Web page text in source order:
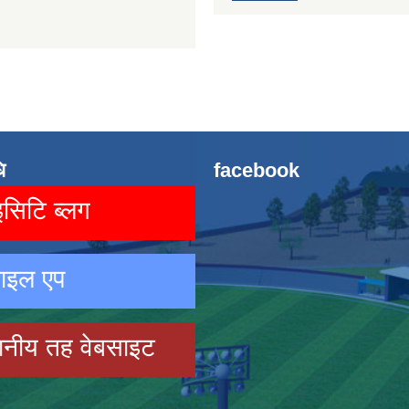
ब्लग
एप
तह वेबसाइट
facebook